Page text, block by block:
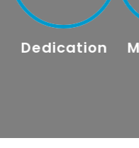
Dedication